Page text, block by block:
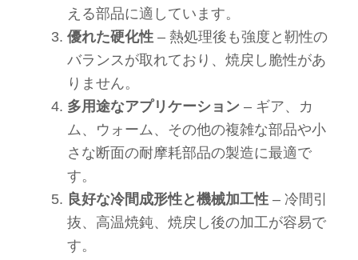
える部品に適しています。
優れた硬化性 – 熱処理後も強度と靭性の
バランスが取れており、焼戻し脆性があ
りません。
多用途なアプリケーション – ギア、カ
ム、ウォーム、その他の複雑な部品や小
さな断面の耐摩耗部品の製造に最適で
す。
良好な冷間成形性と機械加工性 – 冷間引
抜、高温焼鈍、焼戻し後の加工が容易で
す。